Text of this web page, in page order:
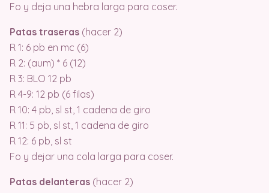
Fo y deja una hebra larga para coser.
Patas traseras (hacer 2)
R 1: 6 pb en mc (6)
R 2: (aum) * 6 (12)
R 3: BLO 12 pb
R 4-9: 12 pb (6 filas)
R 10: 4 pb, sl st, 1 cadena de giro
R 11: 5 pb, sl st, 1 cadena de giro
R 12: 6 pb, sl st
Fo y dejar una cola larga para coser.
Patas delanteras (hacer 2)